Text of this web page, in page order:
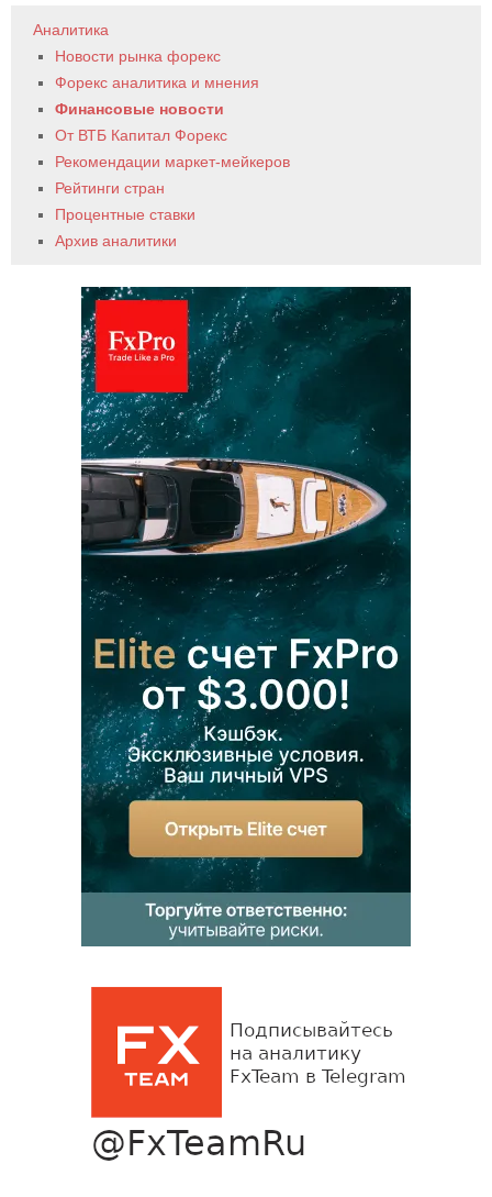
Аналитика
Новости рынка форекс
Форекс аналитика и мнения
Финансовые новости
От ВТБ Капитал Форекс
Рекомендации маркет-мейкеров
Рейтинги стран
Процентные ставки
Архив аналитики